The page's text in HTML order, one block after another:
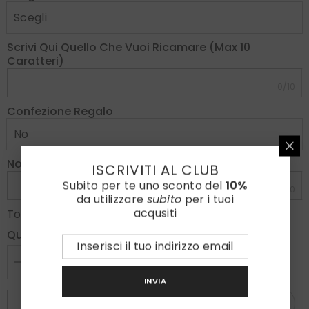
Scrivi Qui Quello Che Vuoi Ricamare (max 10
Caratteri)
Confezione Regalo
Note
Totale parziale: €70,00
Quantità:
Aumenta
per
ISCRIVITI AL CLUB
Subito per te uno sconto del 10%
da utilizzare subito per i tuoi
acqusiti
INVIA